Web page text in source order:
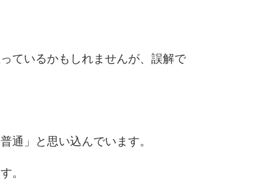
ているかもしれませんが、誤解で
通」と思い込んでいます。
。